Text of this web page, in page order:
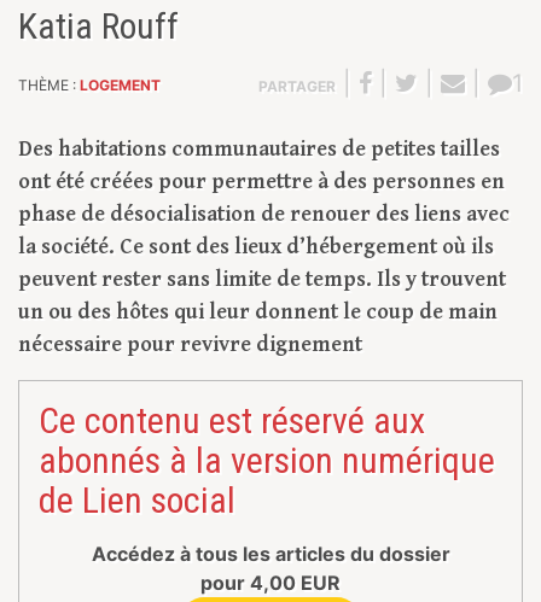
Katia Rouff
THÈME : LOGEMENT PARTAGER 1
Des habitations communautaires de petites tailles
ont été créées pour permettre à des personnes en
phase de désocialisation de renouer des liens avec
la société. Ce sont des lieux d’hébergement où ils
peuvent rester sans limite de temps. Ils y trouvent
un ou des hôtes qui leur donnent le coup de main
nécessaire pour revivre dignement
Ce contenu est réservé aux
abonnés à la version numérique
de Lien social
Accédez à tous les articles du dossier
pour 4,00 EUR